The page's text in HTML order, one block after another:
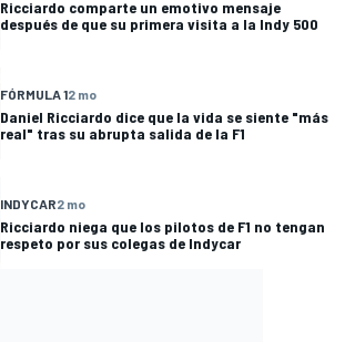
Ricciardo comparte un emotivo mensaje
después de que su primera visita a la Indy 500
FÓRMULA 12 mo
Daniel Ricciardo dice que la vida se siente "más
real" tras su abrupta salida de la F1
INDYCAR2 mo
Ricciardo niega que los pilotos de F1 no tengan
respeto por sus colegas de Indycar